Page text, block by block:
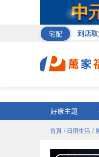
宅配 到店
好康主題
首頁 / 日用生活 /